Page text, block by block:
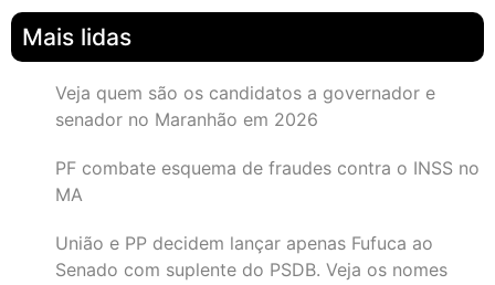
Mais lidas
Veja quem são os candidatos a governador e
senador no Maranhão em 2026
PF combate esquema de fraudes contra o INSS no
MA
União e PP decidem lançar apenas Fufuca ao
Senado com suplente do PSDB. Veja os nomes